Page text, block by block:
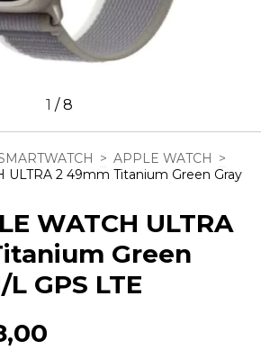
1 /8
> APPLE WATCH >
ULTRA 2 49mm Titanium Green Gray
WATCH ULTRA
Green
GPS LTE